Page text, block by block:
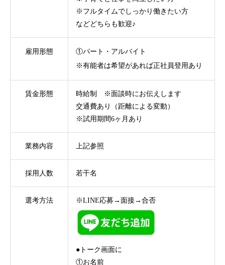
※フルタイムでしっかり働きたい方
などどちらも歓迎♪
雇用形態
①パート・アルバイト
※有能者は希望があれば正社員登用あり
賃金形態
時給制 ※面談時にお伝えします
交通費あり（距離による変動）
※試用期間6ヶ月あり
業務内容 上記参照
採用人数 若干名
選考方法 ※LINE応募→面接→合否
●トーク画面に
①お名前